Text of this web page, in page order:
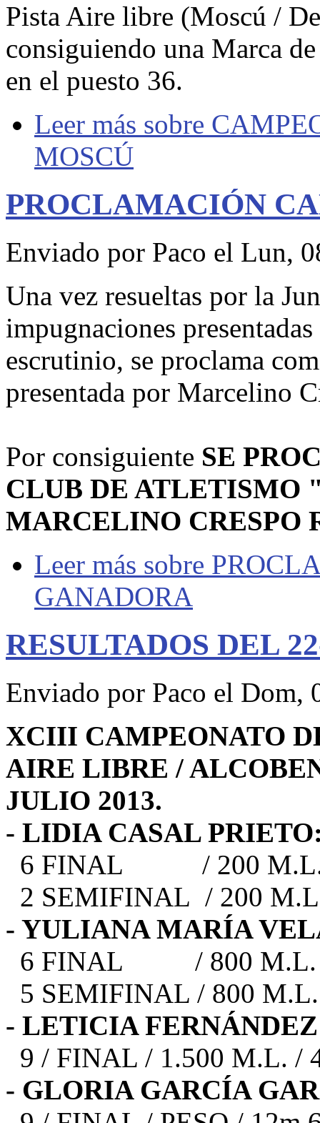
Pista Aire libre (Moscú /
consiguiendo una Marca
en el puesto 36.
Leer más sobre
MOSCÚ
PROCLAMACIÓN
Enviado por Paco el Lun,
Una vez resueltas por la
impugnaciones
escrutinio, se proclama
presentada por Marcelino
Por consiguiente SE
CLUB DE ATLETISMO
MARCELINO CRESPO
Leer más sobre
GANADORA
RESULTADOS DEL
Enviado por Paco el Dom,
XCIII CAMPEONATO
AIRE LIBRE /
JULIO 2013.
- LIDIA CASAL
6 FINAL / 200 M.L. /
2 SEMIFINAL / 200
- YULIANA MARÍA
6 FINAL / 800 M.L. /
5 SEMIFINAL / 800
- LETICIA
9 / FINAL / 1.500 M.L. /
- GLORIA GARCÍA